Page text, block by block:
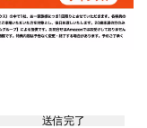
送信完了